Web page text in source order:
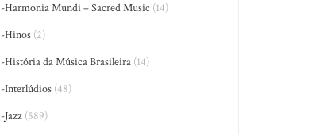
-Harmonia Mundi – Sacred Music (14)
-Hinos (2)
-História da Música Brasileira (14)
-Interlúdios (48)
-Jazz (589)